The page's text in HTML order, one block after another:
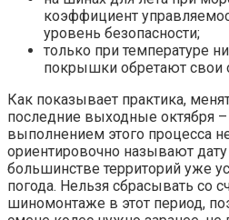
коэффициент
уровень безопасности;
только при температуре
покрышки обретают свои
Как показывает практика,
последние выходные октября
выполнением этого процесса
ориентировочно называют дату
большинстве территорий уже
погода. Нельзя сбрасывать со
шиномонтаже в этот период,